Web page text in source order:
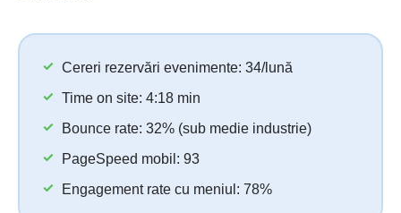
Cereri rezervări evenimente: 34/lună
Time on site: 4:18 min
Bounce rate: 32% (sub medie industrie)
PageSpeed mobil: 93
Engagement rate cu meniul: 78%